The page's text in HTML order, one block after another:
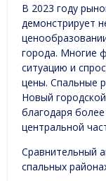
В 2023 году
демонстрирует
города. Многие
ситуацию и
цены. Спальные
Новый
благодаря
центральной
Сравнительный
спальных